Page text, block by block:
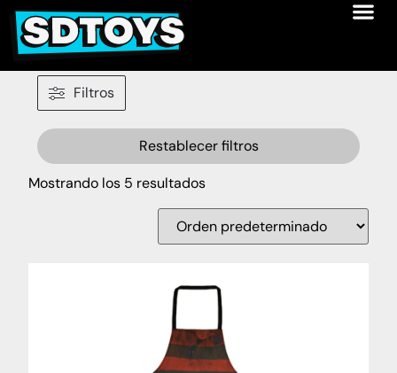
Filtros
Restablecer filtros
Mostrando los 5 resultados